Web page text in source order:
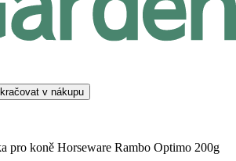
v nákupu
pro koně Horseware Rambo Optimo 200g